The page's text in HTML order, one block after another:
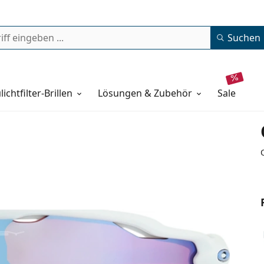
Suchen
Brillen Lösungen & Zubehör sale